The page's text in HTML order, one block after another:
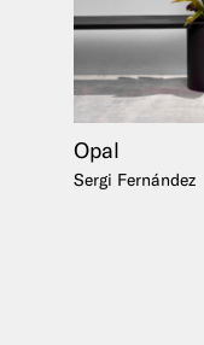
Opal
Sergi Fernández